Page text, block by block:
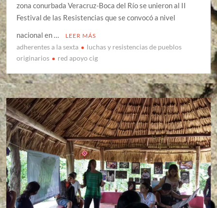
zona conurbada Veracruz-Boca del Río se unieron al II
Festival de las Resistencias que se convocó a nivel
nacional en …
LEER MÁS
adherentes a la sexta
luchas y resistencias de pueblos
originarios
red apoyo cig